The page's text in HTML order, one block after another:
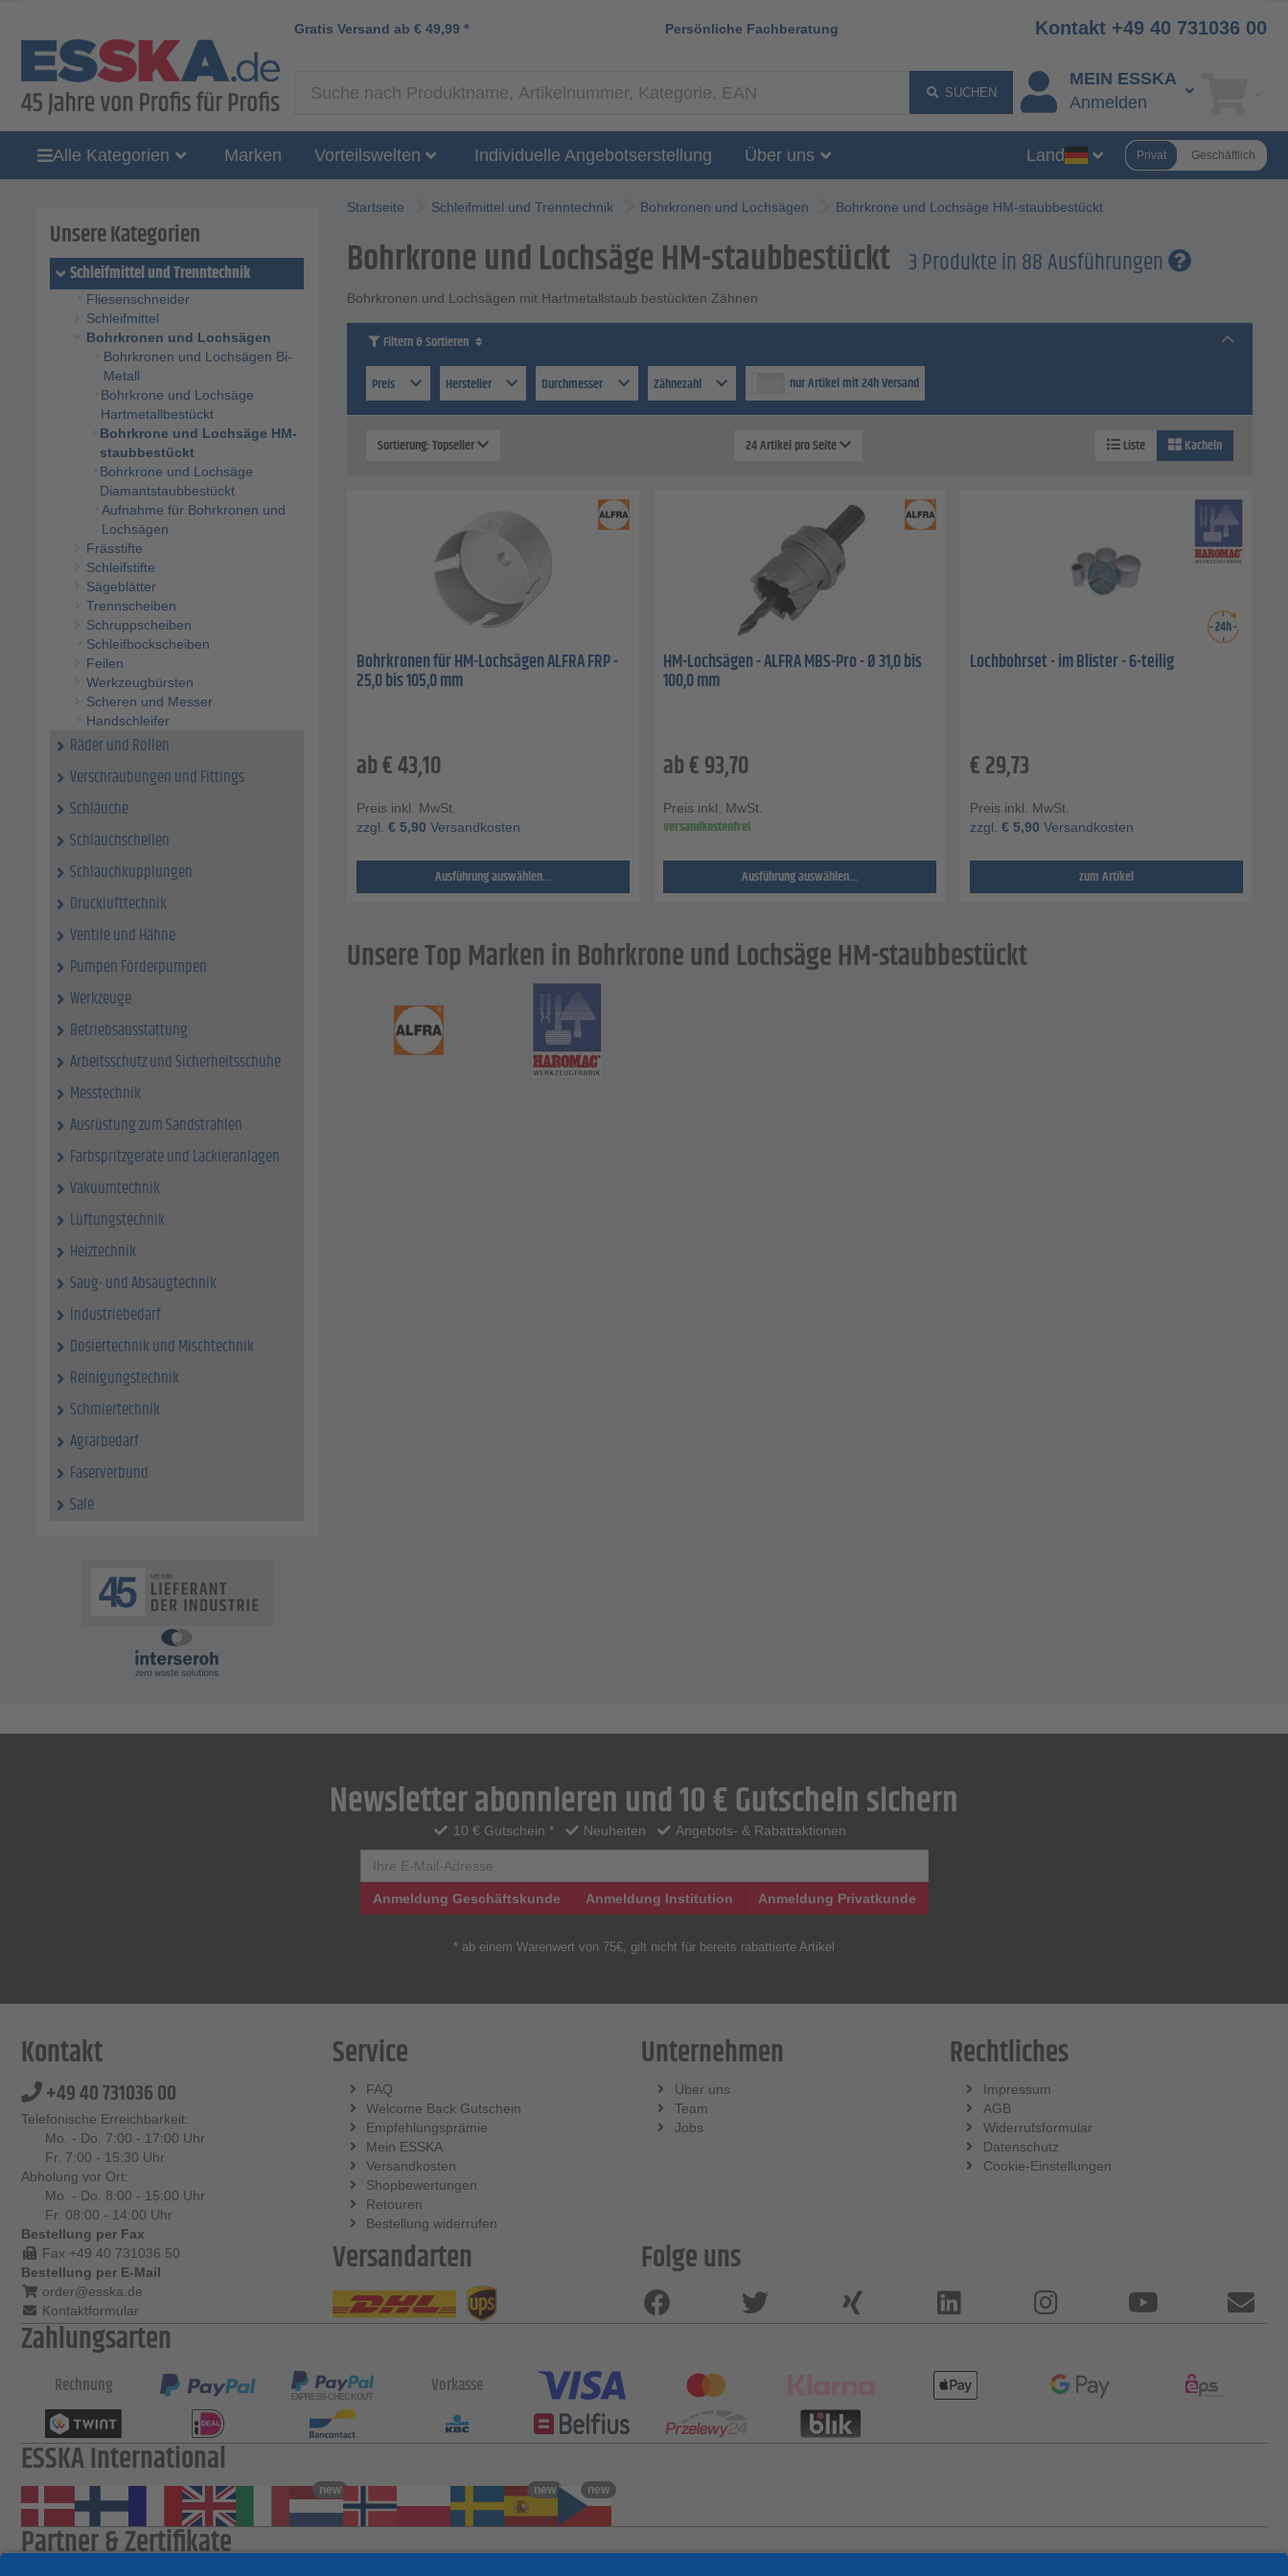
Gratis Versand ab € 49,99 * Persönliche Fachberatung Kontakt +49 40 731036 00
SUCHEN
MEIN ESSKA
Anmelden
Alle Kategorien Marken Vorteilswelten Individuelle Angebotserstellung Über uns Land Privat Geschäftlich
Unsere Kategorien
Schleifmittel und Trenntechnik
Fliesenschneider
Schleifmittel
Bohrkronen und Lochsägen
Bohrkronen und Lochsägen Bi-
Metall
Bohrkrone und Lochsäge
Hartmetallbestückt
Bohrkrone und Lochsäge HM-
staubbestückt
Bohrkrone und Lochsäge
Diamantstaubbestückt
Aufnahme für Bohrkronen und
Lochsägen
Frässtifte
Schleifstifte
Sägeblätter
Trennscheiben
Schruppscheiben
Schleifbockscheiben
Feilen
Werkzeugbürsten
Scheren und Messer
Handschleifer
Räder und Rollen
Verschraubungen und Fittings
Schläuche
Schlauchschellen
Schlauchkupplungen
Drucklufttechnik
Ventile und Hähne
Pumpen Förderpumpen
Werkzeuge
Betriebsausstattung
Arbeitsschutz und Sicherheitsschuhe
Messtechnik
Ausrüstung zum Sandstrahlen
Farbspritzgeräte und Lackieranlagen
Vakuumtechnik
Lüftungstechnik
Heiztechnik
Saug- und Absaugtechnik
Industriebedarf
Dosiertechnik und Mischtechnik
Reinigungstechnik
Schmiertechnik
Agrarbedarf
Faserverbund
Sale
Startseite Schleifmittel und Trenntechnik Bohrkronen und Lochsägen Bohrkrone und Lochsäge HM-staubbestückt
Bohrkrone und Lochsäge HM-staubbestückt 3 Produkte in 88 Ausführungen
Bohrkronen und Lochsägen mit Hartmetallstaub bestückten Zähnen
Filtern & Sortieren
Preis
Hersteller Durchmesser Zähnezahl nur Artikel mit 24h Versand
Sortierung: Topseller 24 Artikel pro Seite Liste Kacheln
Bohrkronen für HM-Lochsägen ALFRA FRP -
25,0 bis 105,0 mm
ab€43,10
Preis inkl. MwSt.
zzgl. € 5,90 Versandkosten
Ausführung auswählen...
HM-Lochsägen - ALFRA MBS-Pro - Ø 31,0 bis
100,0 mm
ab€93,70
Preis inkl. MwSt.
versandkostenfrei
Ausführung auswählen...
Lochbohrset - im Blister - 6-teilig
€29,73
Preis inkl. MwSt.
zzgl. € 5,90 Versandkosten
zum Artikel
Unsere Top Marken in Bohrkrone und Lochsäge HM-staubbestückt
Newsletter abonnieren und 10 € Gutschein sichern
10 € Gutschein * Neuheiten Angebots- & Rabattaktionen
Anmeldung Geschäftskunde Anmeldung Institution Anmeldung Privatkunde
* ab einem Warenwert von 75€, gilt nicht für bereits rabattierte Artikel
Kontakt
+49 40 731036 00
Telefonische Erreichbarkeit:
Mo. - Do. 7:00 - 17:00 Uhr
Fr. 7:00 - 15:30 Uhr
Abholung vor Ort:
Mo. - Do. 8:00 - 15:00 Uhr
Fr. 08:00 - 14:00 Uhr
Bestellung per Fax
Fax +49 40 731036 50
Bestellung per E-Mail
order@esska.de
Kontaktformular
Service
FAQ
Welcome Back Gutschein
Empfehlungsprämie
Mein ESSKA
Versandkosten
Shopbewertungen
Retouren
Bestellung widerrufen
Unternehmen
Über uns
Team
Jobs
Rechtliches
Impressum
AGB
Widerrufsformular
Datenschutz
Cookie-Einstellungen
Versandarten
Folge uns
Zahlungsarten
Rechnung Vorkasse
ESSKA International
new new new
Partner & Zertifikate